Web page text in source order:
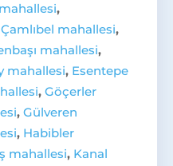
,
Çamlıbel mahallesi,
mahallesi,
mahallesi, Esentepe
, Göçerler
, Gülveren
, Habibler
mahallesi, Kanal